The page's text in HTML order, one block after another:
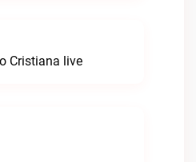
Cristiana live